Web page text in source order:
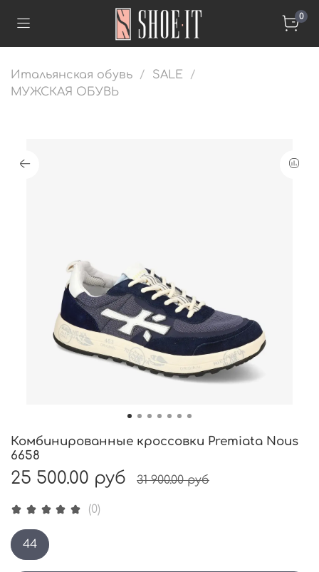
0
Итальянская обувь
SALE
МУЖСКАЯ ОБУВЬ
(0)
Комбинированные кроссовки Premiata Nous
6658
25 500.00 руб 31 900.00 руб
44